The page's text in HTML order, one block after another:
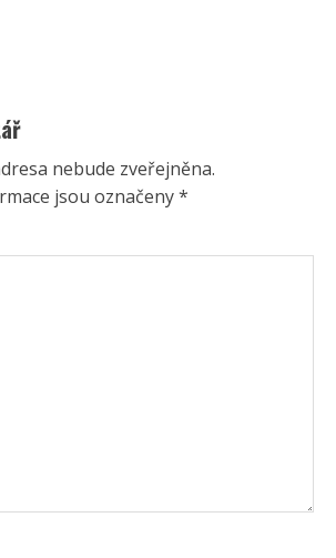
nebude zveřejněna.
jsou označeny*